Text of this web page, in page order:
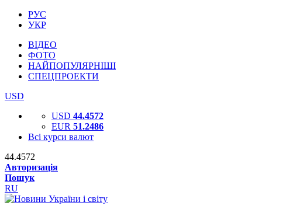
РУС
УКР
ВІДЕО
ФОТО
НАЙПОПУЛЯРНІШІ
СПЕЦПРОЕКТИ
USD
USD 44.4572
EUR 51.2486
Всі курси валют
44.4572
Авторизація
Пошук
RU